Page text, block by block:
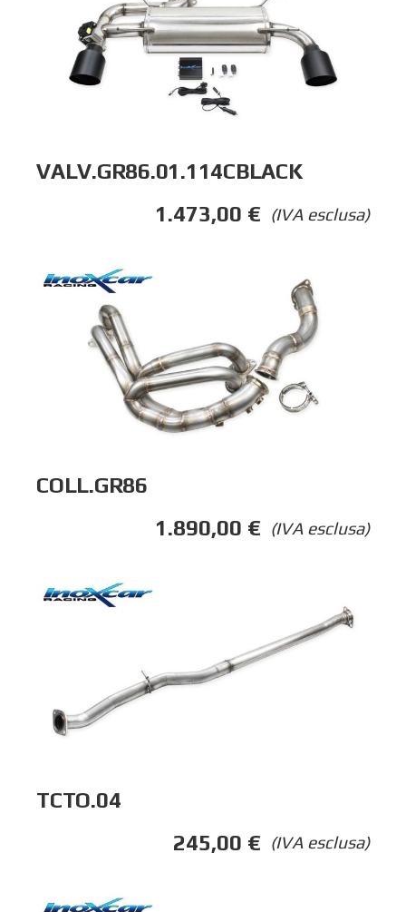
VALV.GR86.01.114CBLACK
(IVA esclusa)
1.473,00 €
COLL.GR86
(IVA esclusa)
1.890,00 €
TCTO.04
(IVA esclusa)
245,00 €